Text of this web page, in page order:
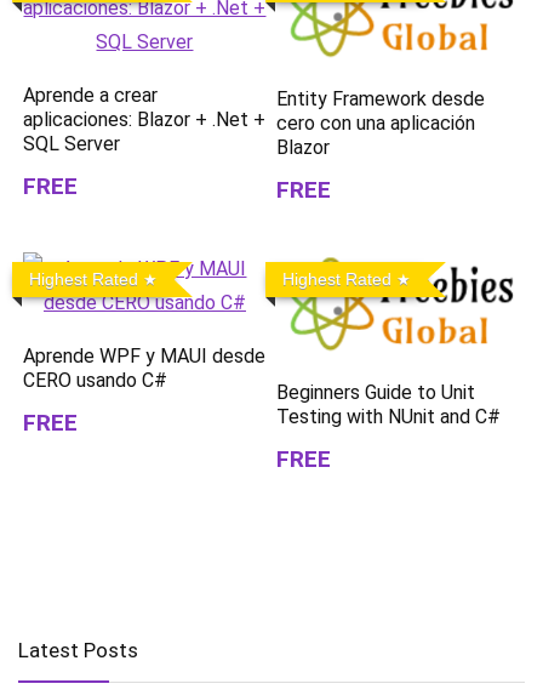
Aprende a crear
aplicaciones: Blazor + .Net +
SQL Server
FREE
Entity Framework desde
cero con una aplicación
Blazor
FREE
Highest Rated
Aprende WPF y MAUI desde
CERO usando C#
FREE
Highest Rated
Beginners Guide to Unit
Testing with NUnit and C#
FREE
Latest Posts